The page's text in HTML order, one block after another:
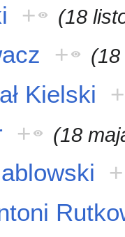
+ (18
+ (18
Kielski
+
+ (18
+